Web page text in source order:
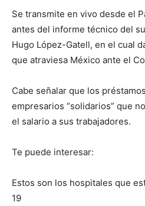
Se transmite en vivo desde el
antes del informe técnico del
Hugo López-Gatell, en el cual
que atraviesa México ante el
Cabe señalar que los
empresarios “solidarios” que
el salario a sus trabajadores.
Te puede interesar:
Estos son los hospitales que
19